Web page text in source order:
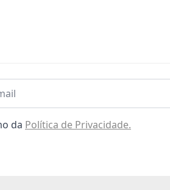
da Política de Privacidade.